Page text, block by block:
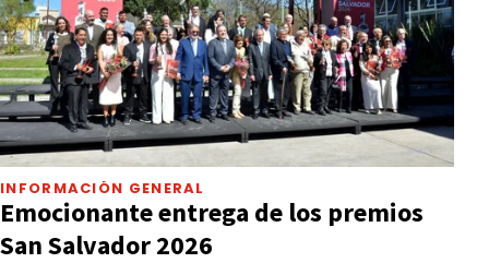
INFORMACIÓN GENERAL
Emocionante entrega de los premios
San Salvador 2026